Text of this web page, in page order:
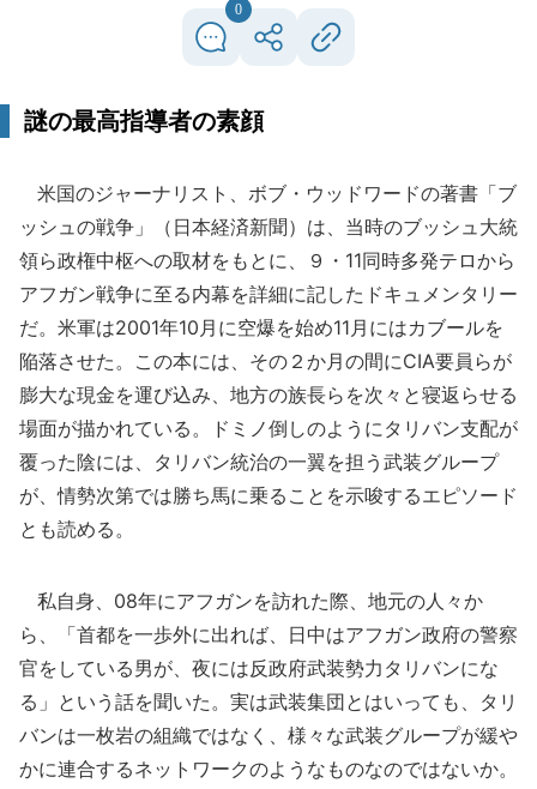
0
謎の最高指導者の素顔
米国のジャーナリスト、ボブ・ウッドワードの著書「ブ
ッシュの戦争」（日本経済新聞）は、当時のブッシュ大統
領ら政権中枢への取材をもとに、９・11同時多発テロから
アフガン戦争に至る内幕を詳細に記したドキュメンタリー
だ。米軍は2001年10月に空爆を始め11月にはカブールを
陥落させた。この本には、その２か月の間にCIA要員らが
膨大な現金を運び込み、地方の族長らを次々と寝返らせる
場面が描かれている。ドミノ倒しのようにタリバン支配が
覆った陰には、タリバン統治の一翼を担う武装グループ
が、情勢次第では勝ち馬に乗ることを示唆するエピソード
とも読める。
私自身、08年にアフガンを訪れた際、地元の人々か
ら、「首都を一歩外に出れば、日中はアフガン政府の警察
官をしている男が、夜には反政府武装勢力タリバンにな
る」という話を聞いた。実は武装集団とはいっても、タリ
バンは一枚岩の組織ではなく、様々な武装グループが緩や
かに連合するネットワークのようなものなのではないか。